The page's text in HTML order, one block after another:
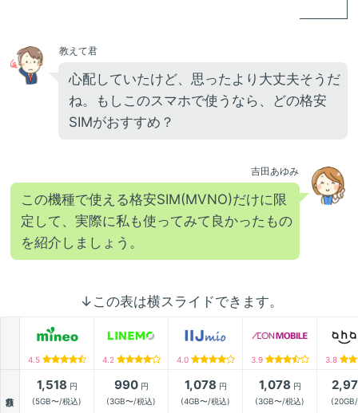
教えて君
心配していたけど、思ったより大丈夫そうだ
ね。もしこのスマホで使うなら、どの格安
SIMがおすすめ？
吉田あゆみ
この機種で使える格安SIM(MVNO)だけに限
定して、実際に私も使ってみて良かったもの
を紹介しましょう。
↓この表は横スライドできます。
4.5 4.2 4.0 3.9 3.8
1,518 円
(5GB〜/税込)
990円
(3GB〜/税込)
1,078 円
(4GB〜/税込)
1,078 円
(3GB〜/税込)